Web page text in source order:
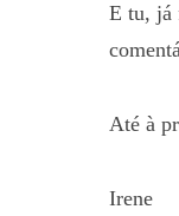
E tu, já
Até à
Irene